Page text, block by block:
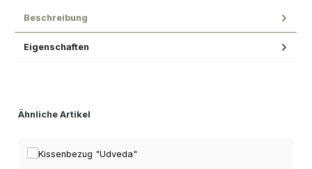
Beschreibung
Eigenschaften
Produktgalerie überspringen
Ähnliche Artikel